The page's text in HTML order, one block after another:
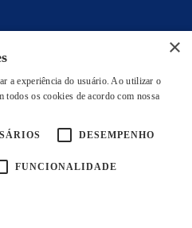
×
a experiência do usuário. Ao utilizar o
todos os cookies de acordo com nossa
DESEMPENHO
FUNCIONALIDADE